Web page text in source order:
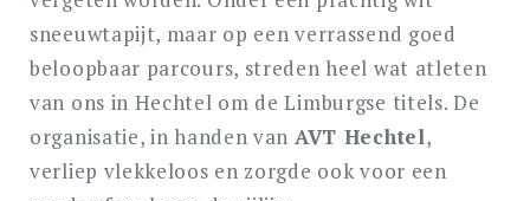
sneeuwtapijt, maar op een verrassend goed
beloopbaar parcours, streden heel wat atleten
van ons in Hechtel om de Limburgse titels. De
organisatie, in handen van AVT Hechtel,
verliep vlekkeloos en zorgde ook voor een